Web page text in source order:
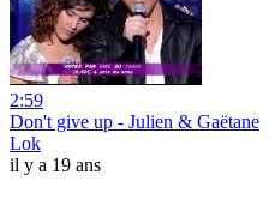
2:59
Don't give up - Julien & Gaëtane
Lok
il y a 19 ans